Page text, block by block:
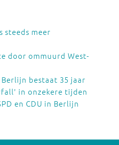
steeds meer
door ommuurd West-
Berlijn bestaat 35 jaar
in onzekere tijden
en CDU in Berlijn